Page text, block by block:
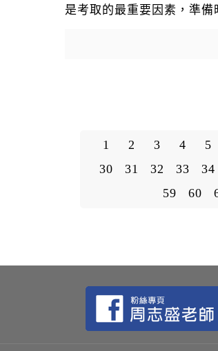
是考取的最重要因素，準
1 2 3 4 5
30
31 32 33 34
59
60